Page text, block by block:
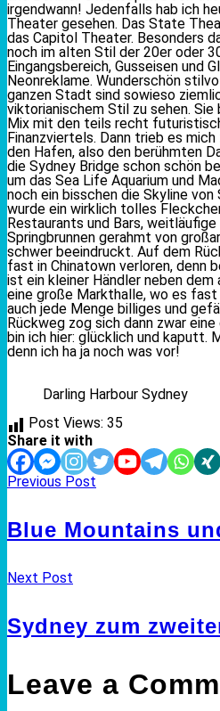
irgendwann! Jedenfalls hab ich
Theater gesehen. Das State
das Capitol Theater. Besonders
noch im alten Stil der 20er oder
Eingangsbereich, Gusseisen und
Neonreklame. Wunderschön
ganzen Stadt sind sowieso
viktorianischem Stil zu sehen.
Mix mit den teils recht
Finanzviertels. Dann trieb es mich
den Hafen, also den berühmten
die Sydney Bridge schon schön
um das Sea Life Aquarium und
noch ein bisschen die Skyline
wurde ein wirklich tolles
Restaurants und Bars,
Springbrunnen gerahmt von
schwer beeindruckt. Auf dem
fast in Chinatown verloren, denn
ist ein kleiner Händler neben dem
eine große Markthalle, wo es fast
auch jede Menge billiges und
Rückweg zog sich dann zwar
bin ich hier: glücklich und kaputt.
denn ich ha ja noch was vor!
Darling Harbour Sydney
Post Views: 35
Share it with
Previous Post
Blue Mountains
Next Post
Sydney zum
Leave a